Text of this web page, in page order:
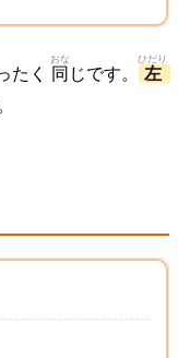
たく 同
おな
じです。 左
ひだり